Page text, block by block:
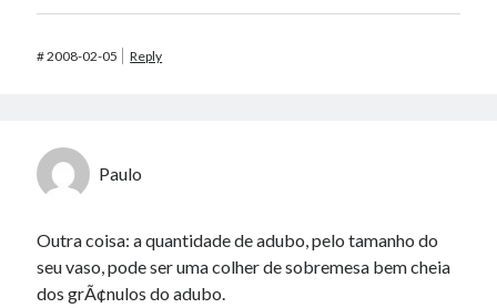
#2008-02-05 Reply
Paulo
Outra coisa: a quantidade de adubo, pelo tamanho do
seu vaso, pode ser uma colher de sobremesa bem cheia
dos grÃ¢nulos do adubo.